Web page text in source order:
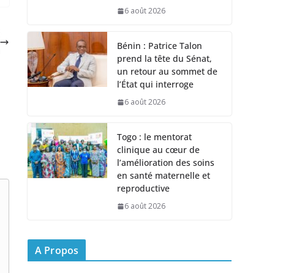
6 août 2026
Bénin : Patrice Talon
prend la tête du Sénat,
un retour au sommet de
l’État qui interroge
6 août 2026
Togo : le mentorat
clinique au cœur de
l’amélioration des soins
en santé maternelle et
reproductive
6 août 2026
A Propos